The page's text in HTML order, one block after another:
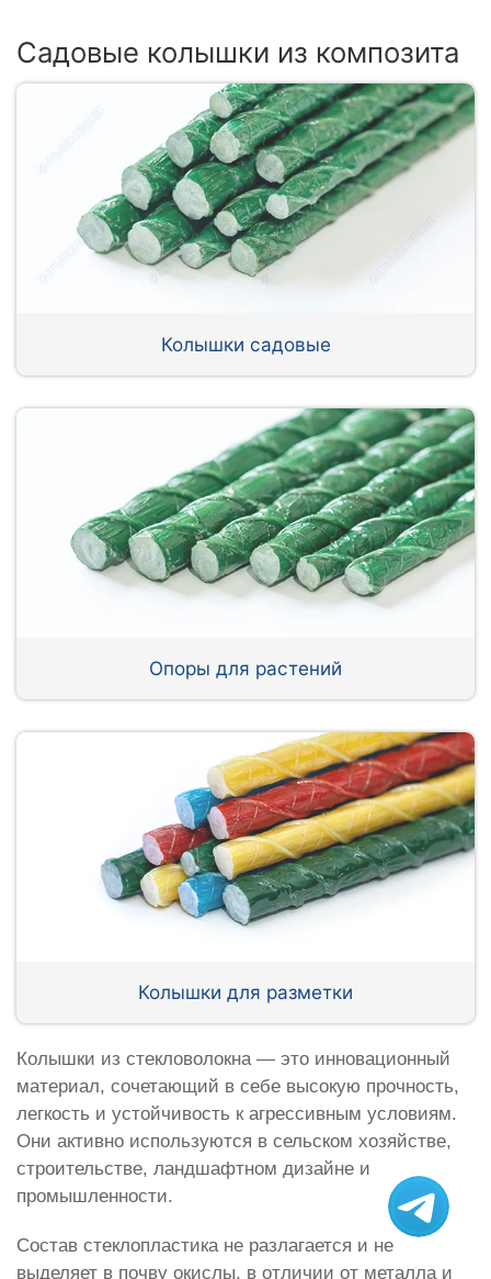
Садовые колышки из композита
Колышки садовые
Опоры для растений
Колышки для разметки
Колышки из стекловолокна — это инновационный
материал, сочетающий в себе высокую прочность,
легкость и устойчивость к агрессивным условиям.
Они активно используются в сельском хозяйстве,
строительстве, ландшафтном дизайне и
промышленности.
Состав стеклопластика не разлагается и не
выделяет в почву окислы, в отличии от металла и